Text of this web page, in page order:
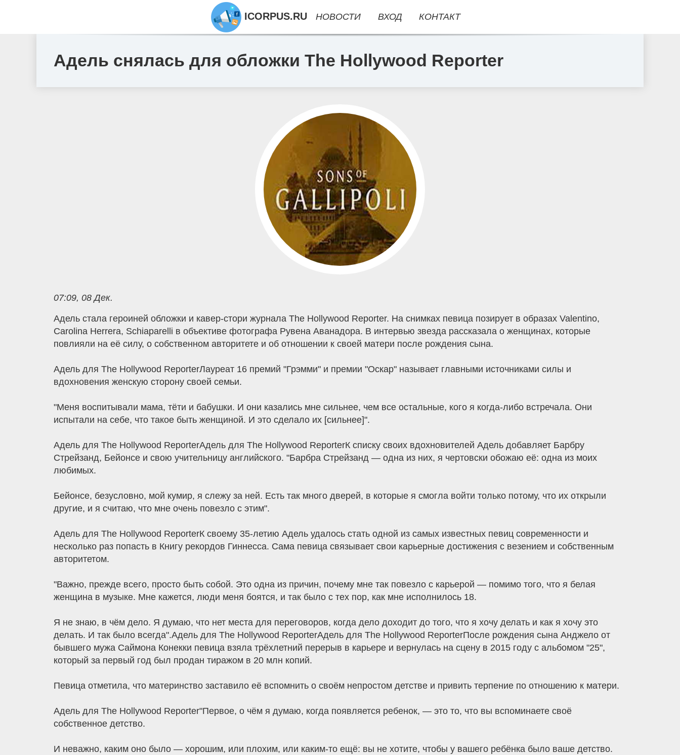
Адель снялась для обложки The Hollywood Reporter
07:09, 08 Дек.
Адель стала героиней обложки и кавер-стори журнала The Hollywood Reporter. На снимках певица позирует в образах Valentino,
Carolina Herrera, Schiaparelli в объективе фотографа Рувена Аванадора. В интервью звезда рассказала о женщинах, которые
повлияли на её силу, о собственном авторитете и об отношении к своей матери после рождения сына.
Адель для The Hollywood ReporterЛауреат 16 премий "Грэмми" и премии "Оскар" называет главными источниками силы и
вдохновения женскую сторону своей семьи.
"Меня воспитывали мама, тёти и бабушки. И они казались мне сильнее, чем все остальные, кого я когда-либо встречала. Они
испытали на себе, что такое быть женщиной. И это сделало их [сильнее]".
Адель для The Hollywood ReporterАдель для The Hollywood ReporterК списку своих вдохновителей Адель добавляет Барбру
Стрейзанд, Бейонсе и свою учительницу английского. "Барбра Стрейзанд — одна из них, я чертовски обожаю её: одна из моих
любимых.
Бейонсе, безусловно, мой кумир, я слежу за ней. Есть так много дверей, в которые я смогла войти только потому, что их открыли
другие, и я считаю, что мне очень повезло с этим".
Адель для The Hollywood ReporterК своему 35-летию Адель удалось стать одной из самых известных певиц современности и
несколько раз попасть в Книгу рекордов Гиннесса. Сама певица связывает свои карьерные достижения с везением и собственным
авторитетом.
"Важно, прежде всего, просто быть собой. Это одна из причин, почему мне так повезло с карьерой — помимо того, что я белая
женщина в музыке. Мне кажется, люди меня боятся, и так было с тех пор, как мне исполнилось 18.
Я не знаю, в чём дело. Я думаю, что нет места для переговоров, когда дело доходит до того, что я хочу делать и как я хочу это
делать. И так было всегда".Адель для The Hollywood ReporterАдель для The Hollywood ReporterПосле рождения сына Анджело от
бывшего мужа Саймона Конекки певица взяла трёхлетний перерыв в карьере и вернулась на сцену в 2015 году с альбомом "25",
который за первый год был продан тиражом в 20 млн копий.
Певица отметила, что материнство заставило её вспомнить о своём непростом детстве и привить терпение по отношению к матери.
Адель для The Hollywood Reporter"Первое, о чём я думаю, когда появляется ребенок, — это то, что вы вспоминаете своё
собственное детство.
И неважно, каким оно было — хорошим, или плохим, или каким-то ещё: вы не хотите, чтобы у вашего ребёнка было ваше детство.
ICORPUS.RU НОВОСТИ ВХОД КОНТАКТ